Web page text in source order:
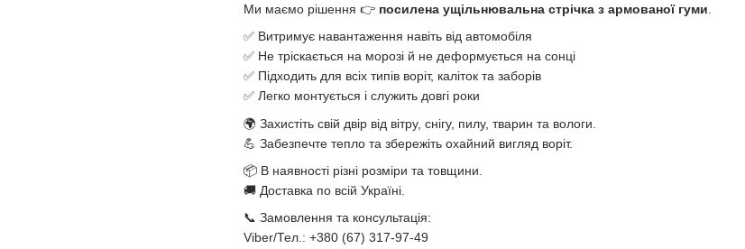
Ми маємо рішення 👉 посилена ущільнювальна стрічка з армованої гуми
✅ Витримує навантаження навіть від автомобіля
✅ Не тріскається на морозі й не деформується на сонці
✅ Підходить для всіх типів воріт, каліток та заборів
✅ Легко монтується і служить довгі роки
🌍 Захистіть свій двір від вітру, снігу, пилу, тварин та вологи.
💪 Забезпечте тепло та збережіть охайний вигляд воріт.
📦 В наявності різні розміри та товщини.
🚚 Доставка по всій Україні.
📞 Замовлення та консультація:
Viber/Тел.: +380 (67) 317-97-49